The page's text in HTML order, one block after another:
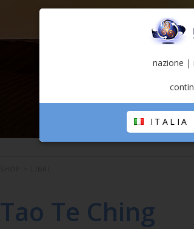
Tao Te Ching
nazione |
ITALIA